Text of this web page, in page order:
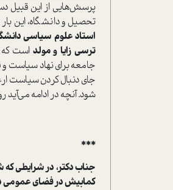
پرسش‌هایی از این قبیل
تحصیل و دانشگاه، این‌
استاد علوم سیاسی
ترسی زایا و مولد است که
جامعه برای نهاد سیاست
جای دنبال کردن سیاست
شود. آنچه در ادامه می‌آید
***
جناب دکتر، در شرایطی که
کمابیش در فضای عمومی